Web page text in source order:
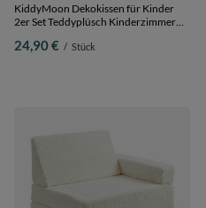
KiddyMoon Dekokissen für Kinder
2er Set Teddyplüsch Kinderzimmer
24,90 € / Stück